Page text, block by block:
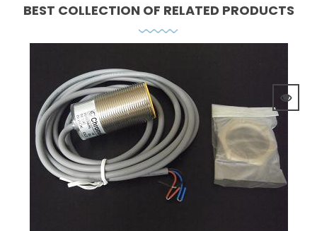
BEST COLLECTION OF RELATED PRODUCTS